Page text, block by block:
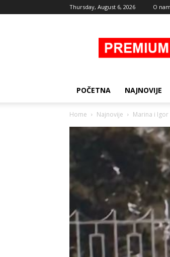
Thursday, August 6, 2026 O
Novine
POČETNA NAJNOVIJE
Home Najnovije Marina i